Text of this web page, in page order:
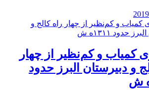
کمیاب و کم‌نظیر از چهار
و دبيرستان البرز حدود